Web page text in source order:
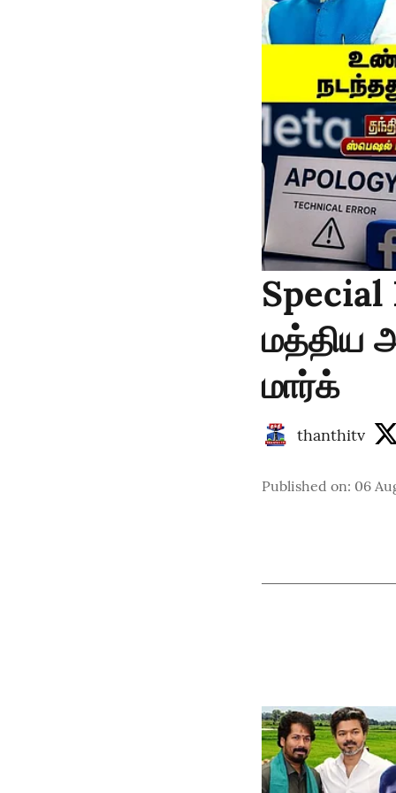
Special
மத்திய
மார்க்
thanthitv
Published on: 06